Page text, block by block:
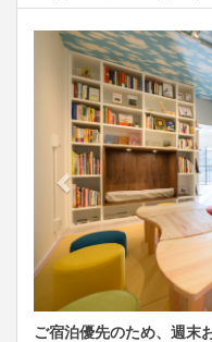
Previous
ご宿泊優先のため、週末